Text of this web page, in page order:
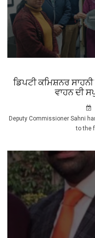
ਡਿਪਟੀ ਕਮਿਸ਼ਨਰ
ਵਾਹਨ ਦੀ
Deputy Commissioner Sahni
to the